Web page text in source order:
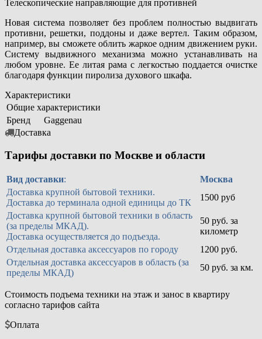
Телескопические направляющие для противней
Новая система позволяет без проблем полностью выдвигать
противни, решетки, поддоны и даже вертел. Таким образом,
например, вы сможете облить жаркое одним движением руки.
Систему выдвижного механизма можно устанавливать на
любом уровне. Ее литая рама с легкостью поддается очистке
благодаря функции пиролиза духового шкафа.
Характеристики
Общие характеристики
Бренд
Gaggenau
Доставка
Тарифы доставки по Москве и области
Вид доставки:
Москва
Доставка крупной бытовой техники.
Доставка до терминала одной единицы до ТК
1500 руб
Доставка крупной бытовой техники в область
(за пределы МКАД).
Доставка осуществляется до подъезда.
50 руб. за
километр
Отдельная доставка аксессуаров по городу
1200 руб.
Отдельная доставка аксессуаров в область (за
пределы МКАД)
50 руб. за км.
Стоимость подъема техники на этаж и занос в квартиру
согласно тарифов сайта
Оплата